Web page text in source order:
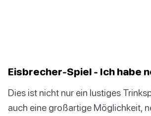
Eisbrecher-Spiel - Ich habe
Dies ist nicht nur ein lustiges
auch eine großartige Möglichkeit,